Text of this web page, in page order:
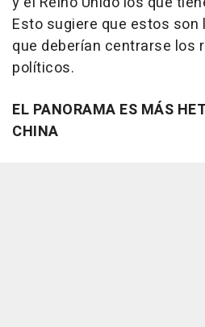
Esto sugiere que estos
que deberían centrarse los
políticos.
EL PANORAMA ES MÁS
CHINA